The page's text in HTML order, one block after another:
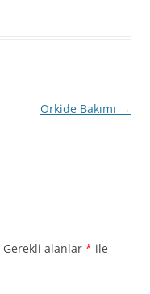
Orkide Bakımı →
Gerekli alanlar * ile